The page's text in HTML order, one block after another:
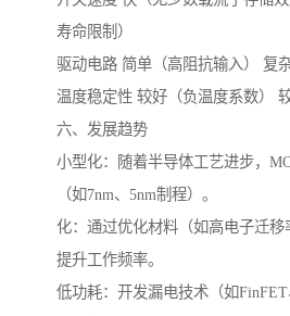
寿命限制）
驱动电路 简单（高阻抗输入） 复
温度稳定性 较好（负温度系数）
六、发展趋势
小型化：随着半导体工艺进步，
（如7nm、5nm制程）。
化：通过优化材料（如高电子迁移
提升工作频率。
低功耗：开发漏电技术（如